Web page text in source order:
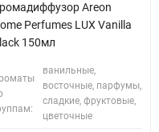
Areon
Perfumes LUX Vanilla
150мл
ванильные,
восточные, парфумы,
сладкие, фруктовые,
цветочные